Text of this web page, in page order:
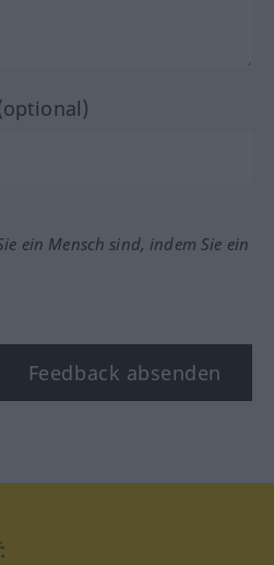
ein Mensch sind, indem Sie ein
Feedback absenden